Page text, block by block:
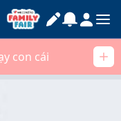
con cái